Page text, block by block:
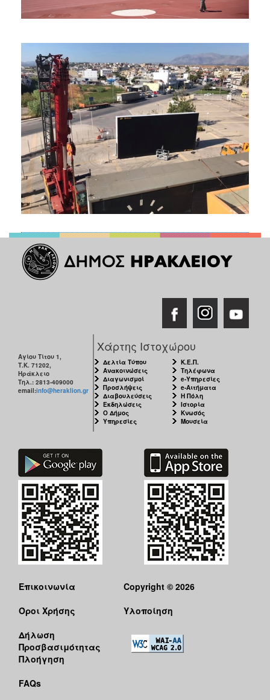
Αγίου Τίτου 1,
Τ.Κ. 71202,
Ηράκλειο
Τηλ.: 2813-409000
email:info@heraklion.gr
Χάρτης Ιστοχώρου
Δελτία Τύπου
Ανακοινώσεις
Διαγωνισμοί
Προσλήψεις
Διαβουλεύσεις
Εκδηλώσεις
Ο Δήμος
Υπηρεσίες
Κ.Ε.Π.
Τηλέφωνα
e-Υπηρεσίες
e-Αιτήματα
Η Πόλη
Ιστορία
Κνωσός
Μουσεία
Επικοινωνία
Όροι Χρήσης
Δήλωση
Προσβασιμότητας
Πλοήγηση
FAQs
Copyright © 2026
Υλοποίηση